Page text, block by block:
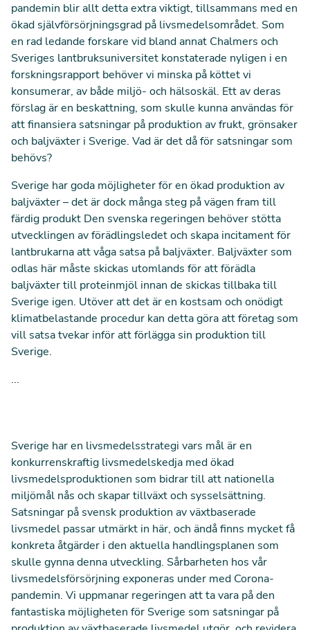
pandemin blir allt detta extra viktigt, tillsammans med en
ökad självförsörjningsgrad på livsmedelsområdet. Som
en rad ledande forskare vid bland annat Chalmers och
Sveriges lantbruksuniversitet konstaterade nyligen i en
forskningsrapport behöver vi minska på köttet vi
konsumerar, av både miljö- och hälsoskäl. Ett av deras
förslag är en beskattning, som skulle kunna användas för
att finansiera satsningar på produktion av frukt, grönsaker
och baljväxter i Sverige. Vad är det då för satsningar som
behövs?
Sverige har goda möjligheter för en ökad produktion av
baljväxter – det är dock många steg på vägen fram till
färdig produkt Den svenska regeringen behöver stötta
utvecklingen av förädlingsledet och skapa incitament för
lantbrukarna att våga satsa på baljväxter. Baljväxter som
odlas här måste skickas utomlands för att förädla
baljväxter till proteinmjöl innan de skickas tillbaka till
Sverige igen. Utöver att det är en kostsam och onödigt
klimatbelastande procedur kan detta göra att företag som
vill satsa tvekar inför att förlägga sin produktion till
Sverige.
...
Sverige har en livsmedelsstrategi vars mål är en
konkurrenskraftig livsmedelskedja med ökad
livsmedelsproduktionen som bidrar till att nationella
miljömål nås och skapar tillväxt och sysselsättning.
Satsningar på svensk produktion av växtbaserade
livsmedel passar utmärkt in här, och ändå finns mycket få
konkreta åtgärder i den aktuella handlingsplanen som
skulle gynna denna utveckling. Sårbarheten hos vår
livsmedelsförsörjning exponeras under med Corona-
pandemin. Vi uppmanar regeringen att ta vara på den
fantastiska möjligheten för Sverige som satsningar på